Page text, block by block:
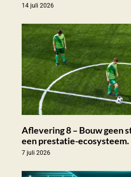
14 juli 2026
Aflevering 8 – Bouw geen
een prestatie-ecosysteem.
7 juli 2026